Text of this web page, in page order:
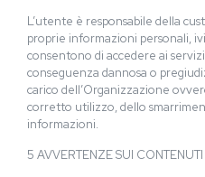
L’utente è responsabile della
proprie informazioni personali,
consentono di accedere ai
conseguenza dannosa o
carico dell’Organizzazione
corretto utilizzo, dello
informazioni.
5 AVVERTENZE SUI CONTENUTI